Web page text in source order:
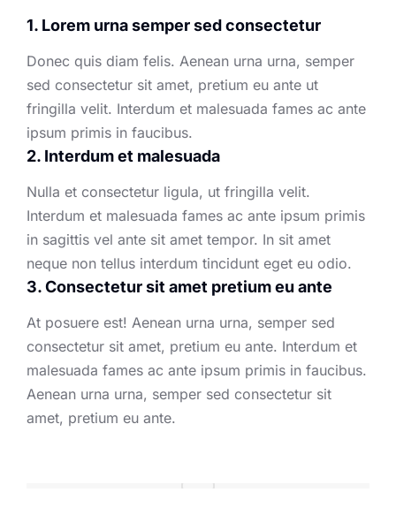
1. Lorem urna semper sed consectetur
Donec quis diam felis. Aenean urna urna, semper
sed consectetur sit amet, pretium eu ante ut
fringilla velit. Interdum et malesuada fames ac ante
ipsum primis in faucibus.
2. Interdum et malesuada
Nulla et consectetur ligula, ut fringilla velit.
Interdum et malesuada fames ac ante ipsum primis
in sagittis vel ante sit amet tempor. In sit amet
neque non tellus interdum tincidunt eget eu odio.
3. Consectetur sit amet pretium eu ante
At posuere est! Aenean urna urna, semper sed
consectetur sit amet, pretium eu ante. Interdum et
malesuada fames ac ante ipsum primis in faucibus.
Aenean urna urna, semper sed consectetur sit
amet, pretium eu ante.